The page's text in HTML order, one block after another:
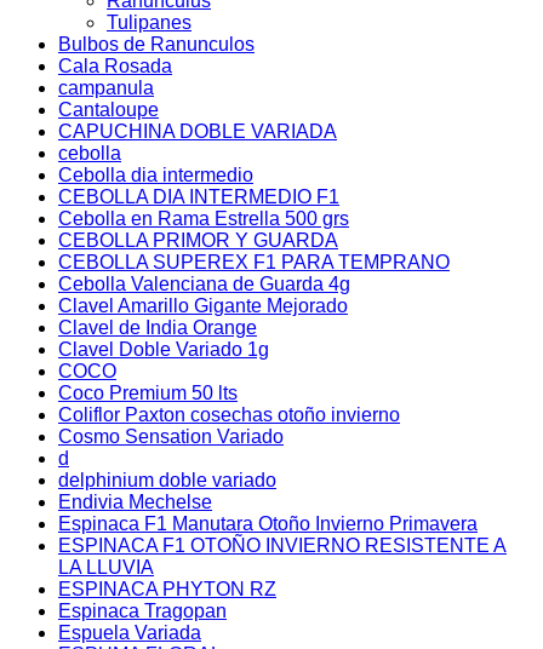
Tulipanes
Bulbos de Ranunculos
Cala Rosada
campanula
Cantaloupe
CAPUCHINA DOBLE VARIADA
cebolla
Cebolla dia intermedio
CEBOLLA DIA INTERMEDIO F1
Cebolla en Rama Estrella 500 grs
CEBOLLA PRIMOR Y GUARDA
CEBOLLA SUPEREX F1 PARA TEMPRANO
Cebolla Valenciana de Guarda 4g
Clavel Amarillo Gigante Mejorado
Clavel de India Orange
Clavel Doble Variado 1g
COCO
Coco Premium 50 lts
Coliflor Paxton cosechas otoño invierno
Cosmo Sensation Variado
d
delphinium doble variado
Endivia Mechelse
Espinaca F1 Manutara Otoño Invierno Primavera
ESPINACA F1 OTOÑO INVIERNO RESISTENTE A
LA LLUVIA
ESPINACA PHYTON RZ
Espinaca Tragopan
Espuela Variada